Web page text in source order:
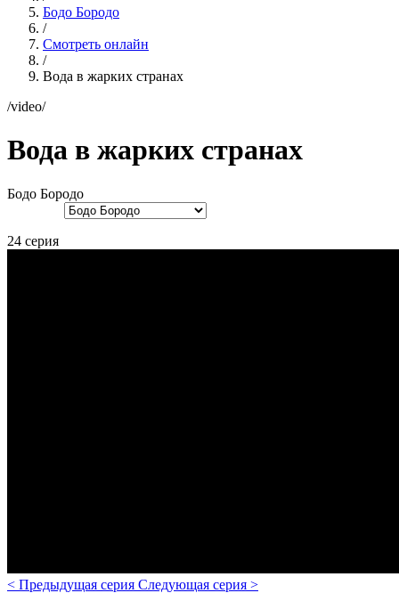
Бодо Бородо
/
Смотреть онлайн
/
Вода в жарких странах
/video/
Вода в жарких странах
Бодо Бородо
24 серия
< Предыдущая серия Следующая серия >